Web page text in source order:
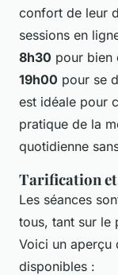
confort de leur
sessions en
8h30 pour bien
19h00 pour se
est idéale pour
pratique de la
quotidienne
Tarification
Les séances
tous, tant sur le
Voici un aperçu
disponibles :